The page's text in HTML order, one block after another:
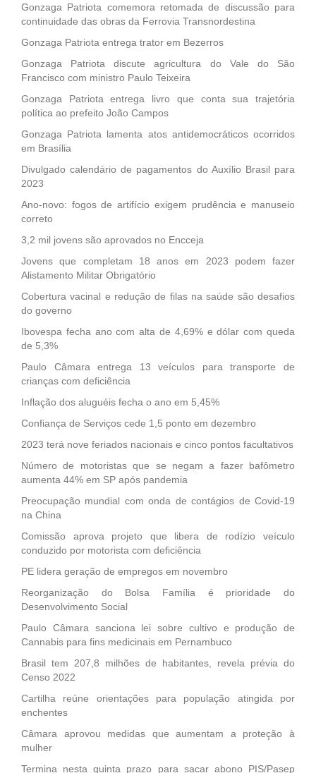
Gonzaga Patriota comemora retomada de discussão para
continuidade das obras da Ferrovia Transnordestina
Gonzaga Patriota entrega trator em Bezerros
Gonzaga Patriota discute agricultura do Vale do São
Francisco com ministro Paulo Teixeira
Gonzaga Patriota entrega livro que conta sua trajetória
política ao prefeito João Campos
Gonzaga Patriota lamenta atos antidemocráticos ocorridos
em Brasília
Divulgado calendário de pagamentos do Auxílio Brasil para
2023
Ano-novo: fogos de artifício exigem prudência e manuseio
correto
3,2 mil jovens são aprovados no Encceja
Jovens que completam 18 anos em 2023 podem fazer
Alistamento Militar Obrigatório
Cobertura vacinal e redução de filas na saúde são desafios
do governo
Ibovespa fecha ano com alta de 4,69% e dólar com queda
de 5,3%
Paulo Câmara entrega 13 veículos para transporte de
crianças com deficiência
Inflação dos aluguéis fecha o ano em 5,45%
Confiança de Serviços cede 1,5 ponto em dezembro
2023 terá nove feriados nacionais e cinco pontos facultativos
Número de motoristas que se negam a fazer bafômetro
aumenta 44% em SP após pandemia
Preocupação mundial com onda de contágios de Covid-19
na China
Comissão aprova projeto que libera de rodízio veículo
conduzido por motorista com deficiência
PE lidera geração de empregos em novembro
Reorganização do Bolsa Família é prioridade do
Desenvolvimento Social
Paulo Câmara sanciona lei sobre cultivo e produção de
Cannabis para fins medicinais em Pernambuco
Brasil tem 207,8 milhões de habitantes, revela prévia do
Censo 2022
Cartilha reúne orientações para população atingida por
enchentes
Câmara aprovou medidas que aumentam a proteção à
mulher
Termina nesta quinta prazo para sacar abono PIS/Pasep